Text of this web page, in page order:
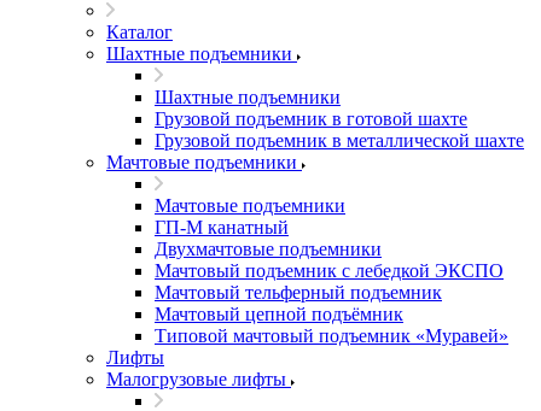
Каталог
Шахтные подъемники
Шахтные подъемники
Грузовой подъемник в готовой шахте
Грузовой подъемник в металлической шахте
Мачтовые подъемники
Мачтовые подъемники
ГП-М канатный
Двухмачтовые подъемники
Мачтовый подъемник с лебедкой ЭКСПО
Мачтовый тельферный подъемник
Мачтовый цепной подъёмник
Типовой мачтовый подъемник «Муравей»
Лифты
Малогрузовые лифты